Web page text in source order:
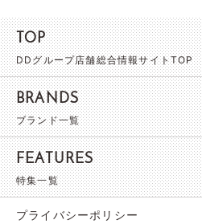
TOP
DDグループ店舗総合情報サイトTOP
BRANDS
ブランド一覧
FEATURES
特集一覧
プライバシーポリシー